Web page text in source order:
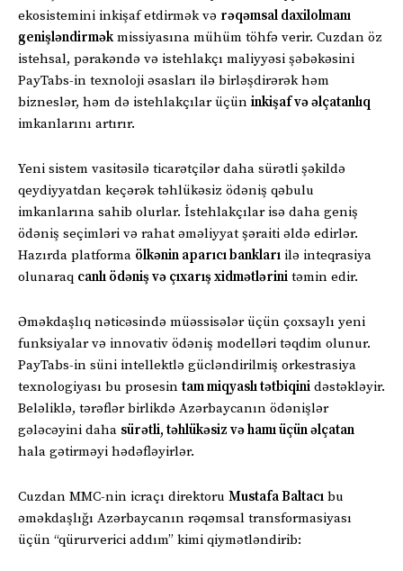
ekosistemini inkişaf etdirmək və rəqəmsal daxilolmanı
genişləndirməkmissiyasına mühüm töhfə verir. Cuzdan öz
istehsal, pərakəndə və istehlakçı maliyyəsi şəbəkəsini
PayTabs-in texnoloji əsasları ilə birləşdirərək həm
bizneslər, həm də istehlakçılar üçün inkişaf və əlçatanlıq
imkanlarını artırır.
Yeni sistem vasitəsilə ticarətçilər daha sürətli şəkildə
qeydiyyatdan keçərək təhlükəsiz ödəniş qəbulu
imkanlarına sahib olurlar. İstehlakçılar isə daha geniş
ödəniş seçimləri və rahat əməliyyat şəraiti əldə edirlər.
Hazırda platforma ölkənin aparıcı bankları ilə inteqrasiya
olunaraq canlı ödəniş və çıxarış xidmətlərini təmin edir.
Əməkdaşlıq nəticəsində müəssisələr üçün çoxsaylı yeni
funksiyalar və innovativ ödəniş modelləri təqdim olunur.
PayTabs-in süni intellektlə gücləndirilmiş orkestrasiya
texnologiyası bu prosesin tam miqyaslı tətbiqini dəstəkləyir.
Beləliklə, tərəflər birlikdə Azərbaycanın ödənişlər
gələcəyini daha sürətli, təhlükəsiz və hamı üçün əlçatan
hala gətirməyi hədəfləyirlər.
Cuzdan MMC-nin icraçı direktoru Mustafa Baltacı bu
əməkdaşlığı Azərbaycanın rəqəmsal transformasiyası
üçün “qürurverici addım” kimi qiymətləndirib: